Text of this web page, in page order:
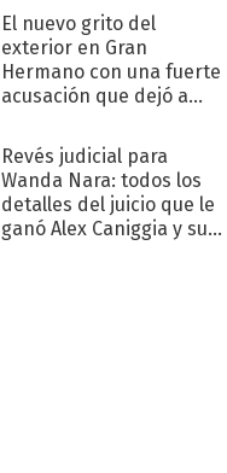
El nuevo grito del
exterior en Gran
Hermano con una fuerte
acusación que dejó a
"Traidora"
Revés judicial para
Wanda Nara: todos los
detalles del juicio que le
ganó Alex Caniggia y sus